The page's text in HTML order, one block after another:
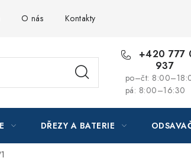
O nás Kontakty
+420 777
937
po–čt:
pá: 8:00–16:30
DŘEZY A BATERIE